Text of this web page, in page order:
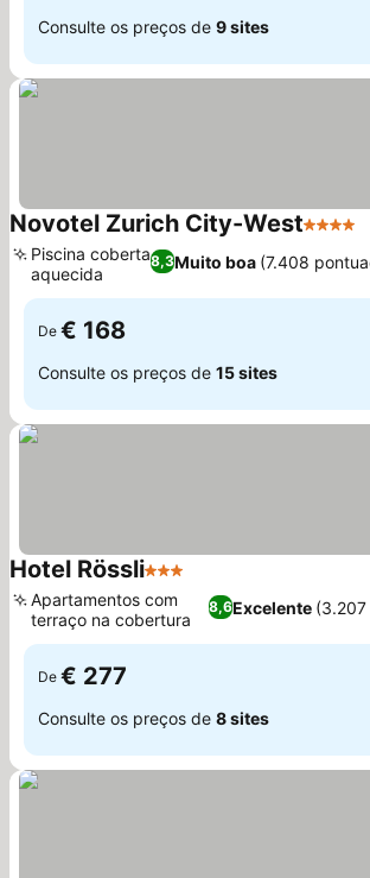
Consulte os preços de 9 sites
Novotel Zurich City-West4
8,3Muito boa (7.408
Piscina coberta
aquecida
De € 168
Consulte os preços de 15 sites
Hotel Rössli3 Estrelas
8,6Excelente
Apartamentos com
terraço na cobertura
De € 277
Consulte os preços de 8 sites